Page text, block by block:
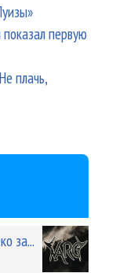
первую
плачь,
за...